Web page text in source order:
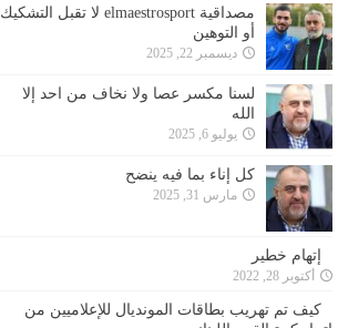
مصداقية elmaestrosport لا تقبل التشكيك
أو التوهين
ديسمبر 22, 2025
لسنا مكسر عصا ولا نخاف من احد إلا
الله
يوليو 6, 2025
كل إناء بما فيه ينضح
مارس 31, 2025
إتهام خطير
أكتوبر 28, 2022
كيف تم تهريب بطاقات المونديال للإعلاميين من